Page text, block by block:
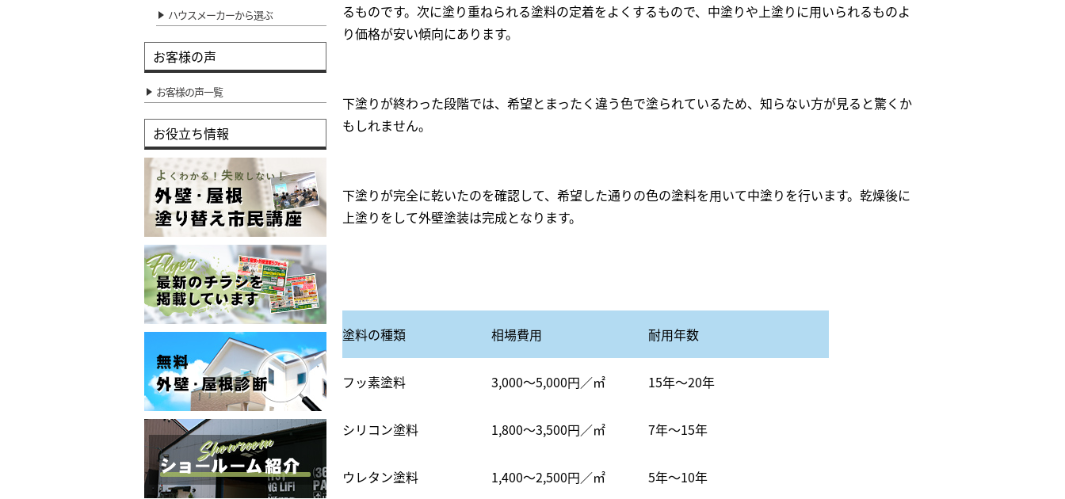
るものです。次に塗り重ねられる塗料の定着をよくするもので、中塗りや上塗りに用いられるものよ
り価格が安い傾向にあります。
下塗りが終わった段階では、希望とまったく違う色で塗られているため、知らない方が見ると驚くか
もしれません。
下塗りが完全に乾いたのを確認して、希望した通りの色の塗料を用いて中塗りを行います。乾燥後に
上塗りをして外壁塗装は完成となります。
塗料の種類 相場費用 耐用年数
フッ素塗料 3,000～5,000円／㎡ 15年〜20年
シリコン塗料 1,800～3,500円／㎡ 7年〜15年
ウレタン塗料 1,400～2,500円／㎡ 5年〜10年
ハウスメーカーから選ぶ
お客様の声
お客様の声一覧
お役立ち情報